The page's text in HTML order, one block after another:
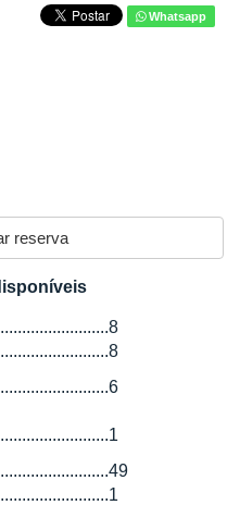
Whatsapp
reserva
8
8
6
1
49
1